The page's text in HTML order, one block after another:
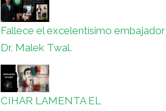
Fallece el excelentísimo embajador
Dr. Malek Twal.
CIHAR LAMENTA EL